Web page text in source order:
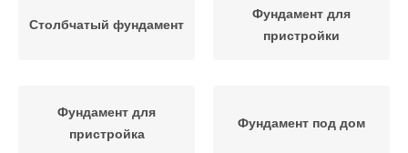
Столбчатый фундамент
Фундамент для
пристройки
Фундамент для
пристройка
Фундамент под дом